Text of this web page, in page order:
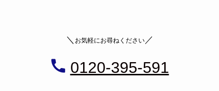
＼ お気軽にお尋ねください／
0120-395-591